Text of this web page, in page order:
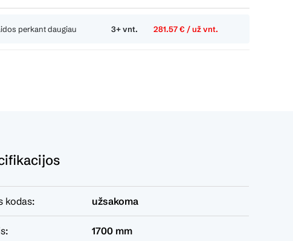
perkant daugiau 3+ vnt. 281.57 € / už vnt.
kodas: užsakoma
1700 mm